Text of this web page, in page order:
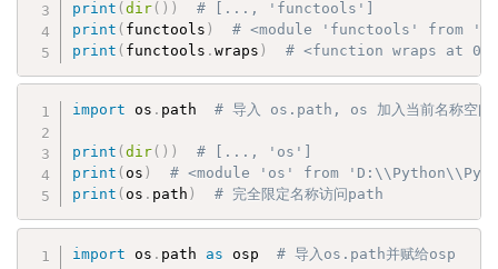
print (dir ( ) )
# [..., 'functools']
print ( functools )
# <module 'functools' from
print ( functools .wraps ) # <function wraps at
import os . path # 导入 os.path, os 加入当前名称空间
print (dir ( ) )
# [..., 'os']
print ( os )
# <module 'os' from
print ( os . path ) # 完全限定名称访问path
import os . path as osp # 导入os.path并赋给osp